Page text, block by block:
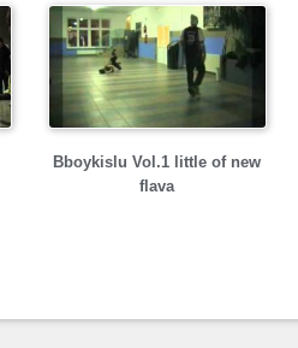
Bboykislu Vol.1 little of new
flava